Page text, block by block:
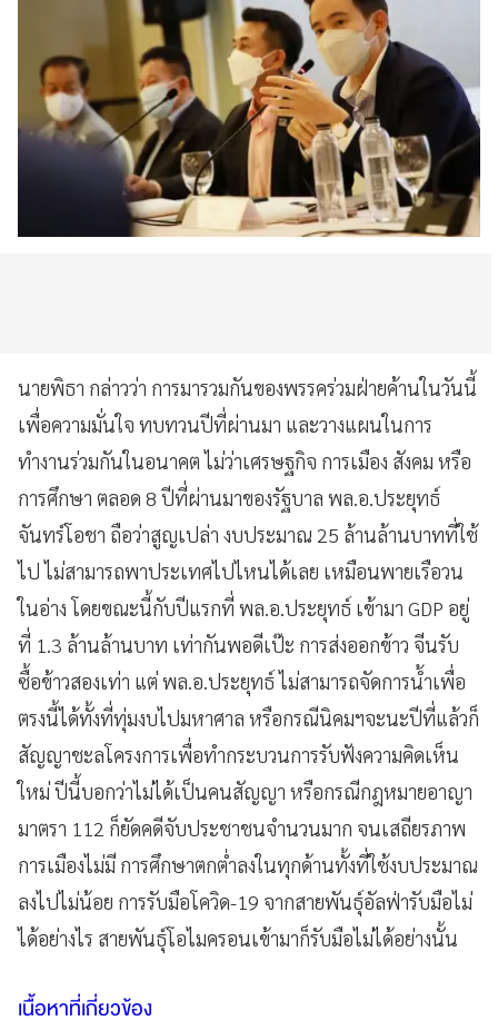
นายพิธา กล่าวว่า การมารวมกันของพรรคร่วมฝ่ายค้านในวันนี้
เพื่อความมั่นใจ ทบทวนปีที่ผ่านมา และวางแผนในการ
ทำงานร่วมกันในอนาคต ไม่ว่าเศรษฐกิจ การเมือง สังคม หรือ
การศึกษา ตลอด 8 ปีที่ผ่านมาของรัฐบาล พล.อ.ประยุทธ์
จันทร์โอชา ถือว่าสูญเปล่า งบประมาณ 25 ล้านล้านบาทที่ใช้
ไป ไม่สามารถพาประเทศไปไหนได้เลย เหมือนพายเรือวน
ในอ่าง โดยขณะนี้กับปีแรกที่ พล.อ.ประยุทธ์ เข้ามา GDP อยู่
ที่ 1.3 ล้านล้านบาท เท่ากันพอดีเป๊ะ การส่งออกข้าว จีนรับ
ซื้อข้าวสองเท่า แต่ พล.อ.ประยุทธ์ ไม่สามารถจัดการน้ำเพื่อ
ตรงนี้ได้ทั้งที่ทุ่มงบไปมหาศาล หรือกรณีนิคมฯจะนะปีที่แล้วก็
สัญญาชะลโครงการเพื่อทำกระบวนการรับฟังความคิดเห็น
ใหม่ ปีนี้บอกว่าไม่ได้เป็นคนสัญญา หรือกรณีกฎหมายอาญา
มาตรา 112 ก็ยัดคดีจับประชาชนจำนวนมาก จนเสถียรภาพ
การเมืองไม่มี การศึกษาตกต่ำลงในทุกด้านทั้งที่ใช้งบประมาณ
ลงไปไม่น้อย การรับมือโควิด-19 จากสายพันธุ์อัลฟ่ารับมือไม่
ได้อย่างไร สายพันธุ์โอไมครอนเข้ามาก็รับมือไม่ได้อย่างนั้น
เนื้อหาที่เกี่ยวข้อง